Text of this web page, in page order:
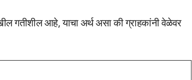
गतीशील आहे, याचा अर्थ असा की ग्राहकांनी वेळेवर